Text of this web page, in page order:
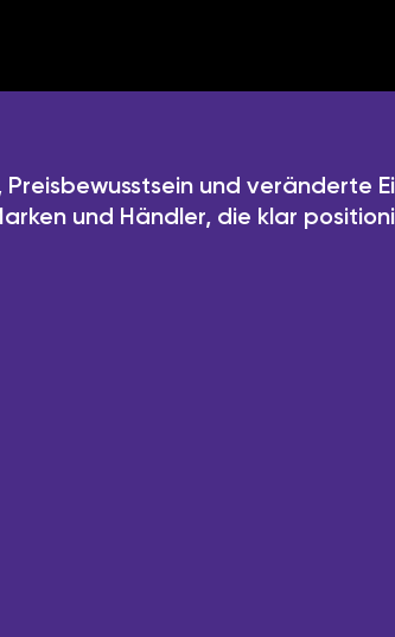
und veränderte
und Händler, die klar